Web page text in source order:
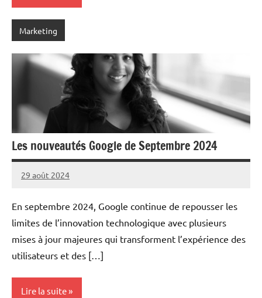
Marketing
Les nouveautés Google de Septembre 2024
29 août 2024
Marc
En septembre 2024, Google continue de repousser les
limites de l’innovation technologique avec plusieurs
mises à jour majeures qui transforment l’expérience des
utilisateurs et des […]
Lire la suite